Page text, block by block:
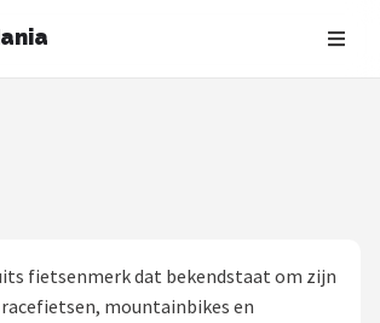
fietsenmerk dat bekendstaat om zijn
mountainbikes en